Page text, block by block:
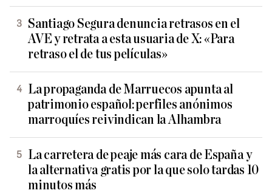
Santiago Segura denuncia retrasos en el
AVE y retrata a esta usuaria de X: «Para
retraso el de tus películas»
La propaganda de Marruecos apunta al
patrimonio español: perfiles anónimos
marroquíes reivindican la Alhambra
La carretera de peaje más cara de España y
la alternativa gratis por la que solo tardas 10
minutos más